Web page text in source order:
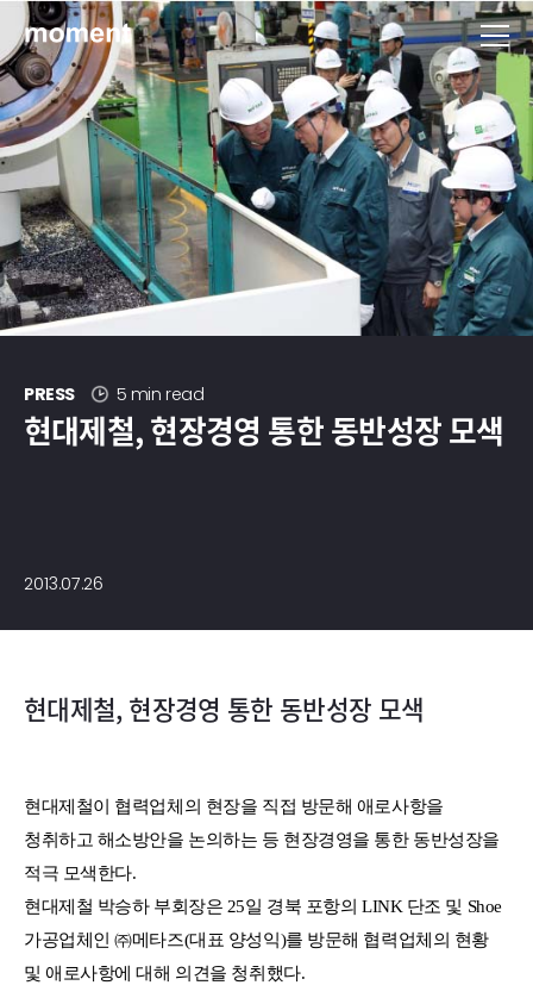
현대제철 미디어룸 - 모먼트
PRESS 5 min read
현대제철, 현장경영 통한 동반성장 모색
2013.07.26
현대제철, 현장경영 통한 동반성장 모색
현대제철이 협력업체의 현장을 직접 방문해 애로사항을
청취하고 해소방안을 논의하는 등 현장경영을 통한 동반성장을
적극 모색한다.
현대제철 박승하 부회장은 25일 경북 포항의 LINK 단조 및 Shoe
가공업체인 ㈜메타즈(대표 양성익)를 방문해 협력업체의 현황
및 애로사항에 대해 의견을 청취했다.